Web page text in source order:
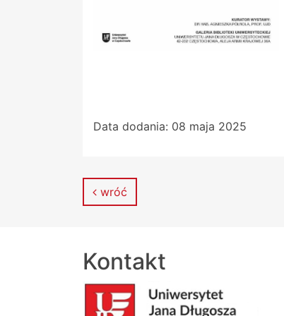
Data dodania: 08 maja 2025
wróć
Kontakt